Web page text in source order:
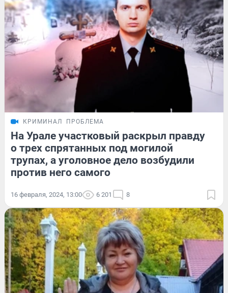
КРИМИНАЛ ПРОБЛЕМА
На Урале участковый раскрыл правду
о трех спрятанных под могилой
трупах, а уголовное дело возбудили
против него самого
16 февраля, 2024, 13:00 6 201 8